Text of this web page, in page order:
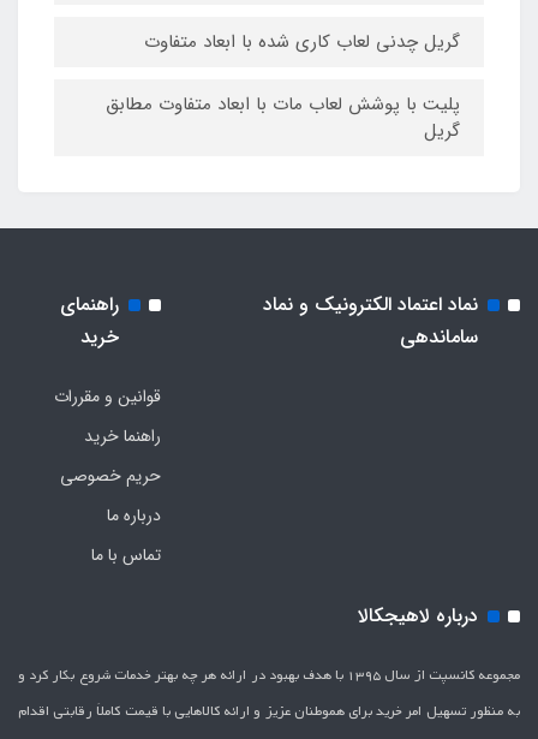
گریل چدنی لعاب کاری شده با ابعاد متفاوت
پلیت با پوشش لعاب مات با ابعاد متفاوت مطابق
گریل
نماد اعتماد الکترونیک و نماد
ساماندهی
راهنمای
خرید
قوانین و مقررات
راهنما خرید
حریم خصوصی
درباره ما
تماس با ما
درباره لاهیجکالا
مجموعه کانسپت از سال 1395 با هدف بهبود در ارائه هر چه بهتر خدمات شروع بکار کرد و
به منظور تسهیل امر خرید برای هموطنان عزیز و ارائه کالاهایی با قیمت کاملاَ رقابتی اقدام